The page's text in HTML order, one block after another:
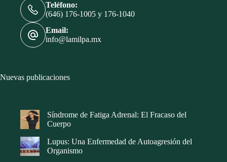
Teléfono:
(646) 176-1005 y 176-1040
Email:
info@lamilpa.mx
Nuevas publicaciones
Síndrome de Fatiga Adrenal: El Fracaso del
Cuerpo
Lupus: Una Enfermedad de Autoagresión del
Organismo